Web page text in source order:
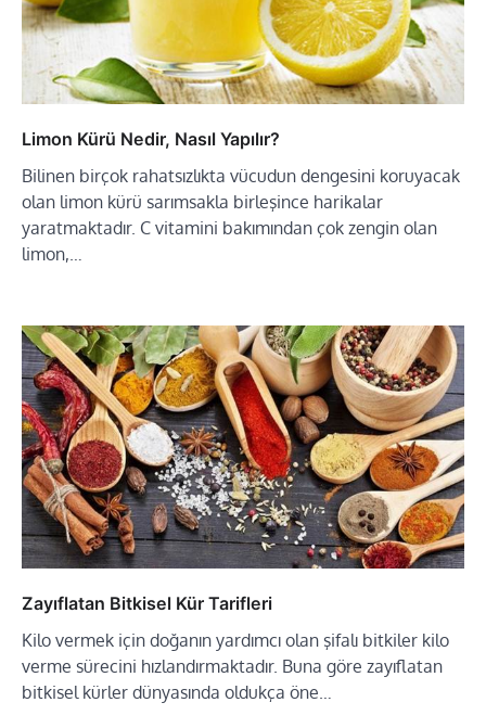
Limon Kürü Nedir, Nasıl Yapılır?
Bilinen birçok rahatsızlıkta vücudun dengesini koruyacak
olan limon kürü sarımsakla birleşince harikalar
yaratmaktadır. C vitamini bakımından çok zengin olan
limon,…
Zayıflatan Bitkisel Kür Tarifleri
Kilo vermek için doğanın yardımcı olan şifalı bitkiler kilo
verme sürecini hızlandırmaktadır. Buna göre zayıflatan
bitkisel kürler dünyasında oldukça öne…